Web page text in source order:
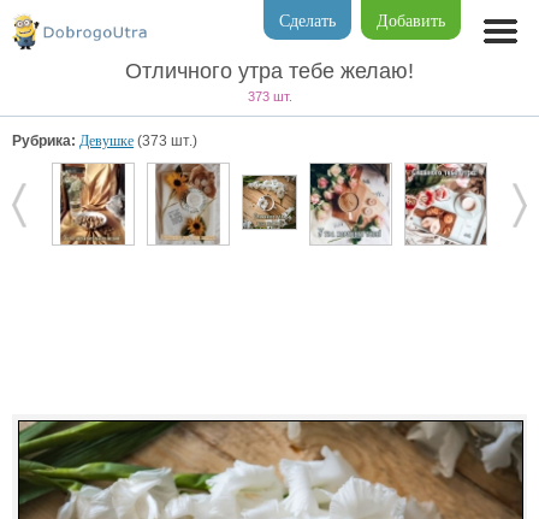
Добавить
Сделать
Отличного утра тебе желаю!
373 шт.
Рубрика: Девушке (373 шт.)